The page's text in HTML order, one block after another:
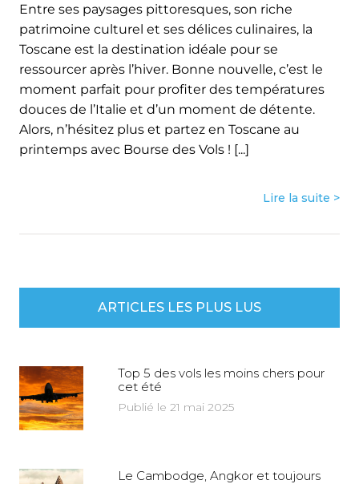
Entre ses paysages pittoresques, son riche
patrimoine culturel et ses délices culinaires, la
Toscane est la destination idéale pour se
ressourcer après l’hiver. Bonne nouvelle, c’est le
moment parfait pour profiter des températures
douces de l’Italie et d’un moment de détente.
Alors, n’hésitez plus et partez en Toscane au
printemps avec Bourse des Vols ! [...]
Lire la suite >
ARTICLES LES PLUS LUS
Top 5 des vols les moins chers pour
cet été
Publié le 21 mai 2025
Le Cambodge, Angkor et toujours